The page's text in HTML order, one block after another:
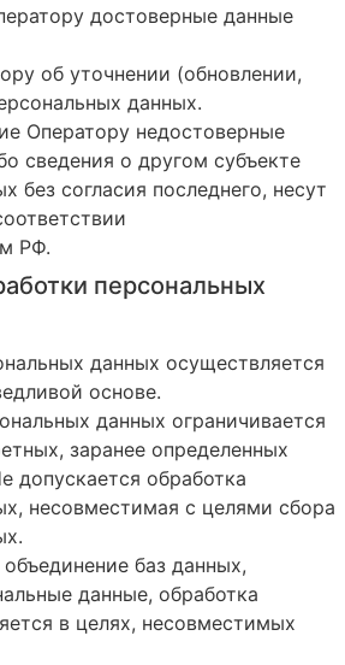
достоверные данные
об уточнении (обновлении,
данных.
Оператору недостоверные
сведения о другом субъекте
без согласия последнего, несут
РФ.
персональных
данных осуществляется
основе.
данных ограничивается
заранее определенных
допускается обработка
несовместимая с целями сбора
баз данных,
данные, обработка
в целях, несовместимых